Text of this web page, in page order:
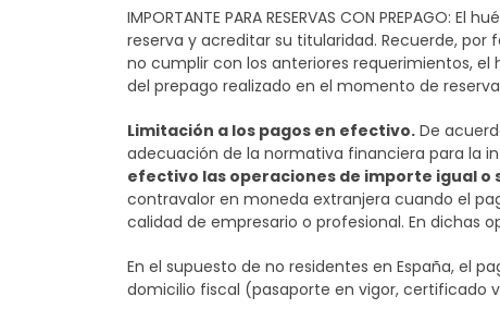
IMPORTANTE PARA RESERVAS CON
reserva y acreditar su titularidad. Recuerde,
no cumplir con los anteriores requerimientos,
del prepago realizado en el momento de
Limitación a los pagos en efectivo. De
adecuación de la normativa financiera para la
efectivo las operaciones de importe igual o
contravalor en moneda extranjera cuando el
calidad de empresario o profesional. En dichas
En el supuesto de no residentes en España, el
domicilio fiscal (pasaporte en vigor, certificado